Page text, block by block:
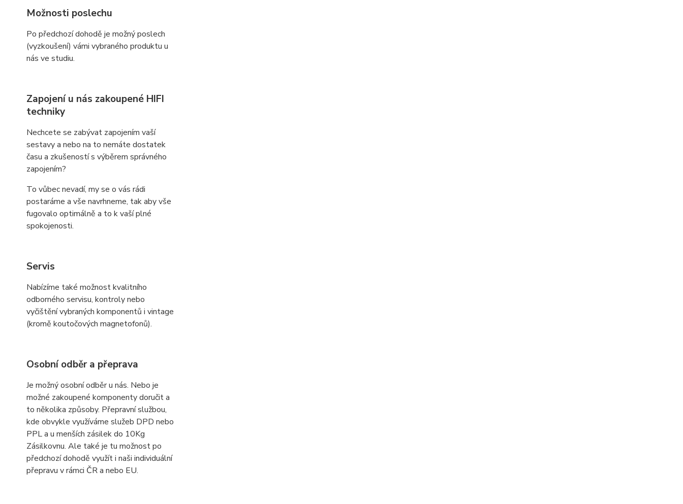
Možnosti poslechu
Po předchozí dohodě je možný poslech
(vyzkoušení) vámi vybraného produktu u
nás ve studiu.
Zapojení u nás zakoupené HIFI
techniky
Nechcete se zabývat zapojením vaší
sestavy a nebo na to nemáte dostatek
času a zkušeností s výběrem správného
zapojením?
To vůbec nevadí, my se o vás rádi
postaráme a vše navrhneme, tak aby vše
fugovalo optimálně a to k vaší plné
spokojenosti.
Servis
Nabízíme také možnost kvalitního
odborného servisu, kontroly nebo
vyčištění vybraných komponentů i vintage
(kromě koutočových magnetofonů).
Osobní odběr a přeprava
Je možný osobní odběr u nás. Nebo je
možné zakoupené komponenty doručit a
to několika způsoby. Přepravní službou,
kde obvykle využíváme služeb DPD nebo
PPL a u menších zásilek do 10Kg
Zásilkovnu. Ale také je tu možnost po
předchozí dohodě využít i naši individuální
přepravu v rámci ČR a nebo EU.